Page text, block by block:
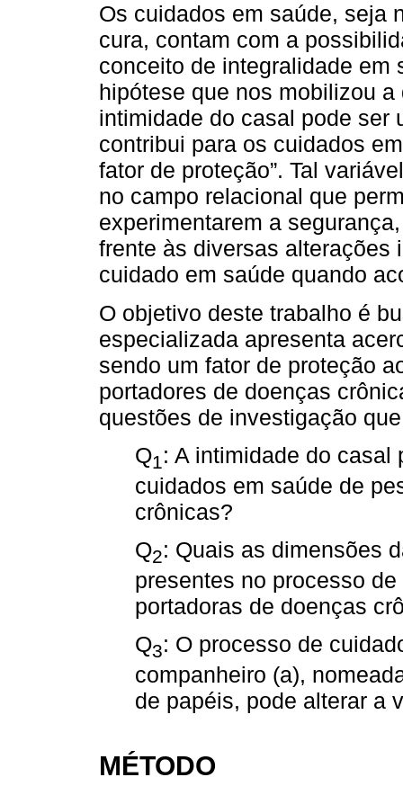
Os cuidados em saúde, seja
cura, contam com a
conceito de integralidade em
hipótese que nos mobilizou
intimidade do casal pode ser
contribui para os cuidados
fator de proteção”. Tal
no campo relacional que
experimentarem a
frente às diversas alterações
cuidado em saúde quando
O objetivo deste trabalho é
especializada apresenta
sendo um fator de proteção
portadores de doenças
questões de investigação
Q1: A intimidade do casal
cuidados em saúde de
crônicas?
Q2: Quais as dimensões
presentes no processo
portadoras de doenças
Q3: O processo de
companheiro (a),
de papéis, pode alterar a
MÉTODO